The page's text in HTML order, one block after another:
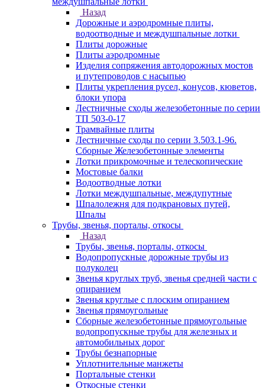
Назад
Дорожные и аэродромные плиты,
водоотводные и междушпальные лотки
Плиты дорожные
Плиты аэродромные
Изделия сопряжения автодорожных мостов
и путепроводов с насыпью
Плиты укрепления русел, конусов, кюветов,
блоки упора
Лестничные сходы железобетонные по серии
ТП 503-0-17
Трамвайные плиты
Лестничные сходы по серии 3.503.1-96.
Сборные Железобетонные элементы
Лотки прикромочные и телескопические
Мостовые балки
Водоотводные лотки
Лотки междушпальные, междупутные
Шпалолежня для подкрановых путей,
Шпалы
Трубы, звенья, порталы, откосы
Назад
Трубы, звенья, порталы, откосы
Водопропускные дорожные трубы из
полуколец
Звенья круглых труб, звенья средней части с
опиранием
Звенья круглые с плоским опиранием
Звенья прямоугольные
Сборные железобетонные прямоугольные
водопропускные трубы для железных и
автомобильных дорог
Трубы безнапорные
Уплотнительные манжеты
Портальные стенки
Откосные стенки